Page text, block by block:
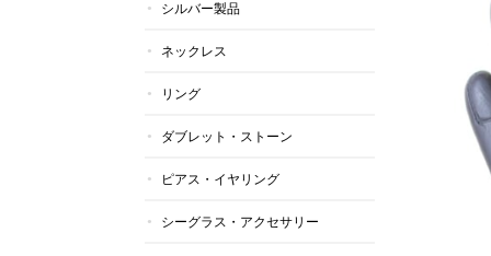
シルバー製品
ネックレス
リング
ダブレット・ストーン
ピアス・イヤリング
シーグラス・アクセサリー